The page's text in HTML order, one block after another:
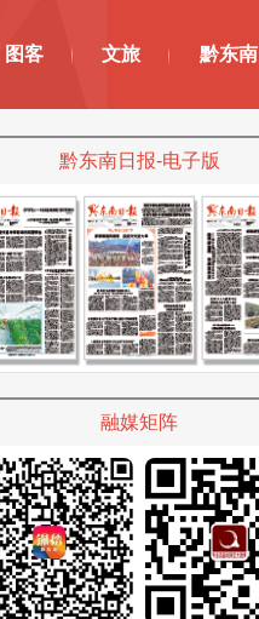
图客 文旅 黔东
黔东南日报-电子版
融媒矩阵